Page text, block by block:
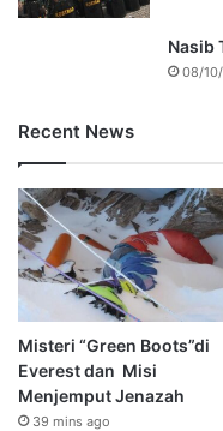
Nasib
08/
Recent News
Misteri “Green Boots”di
Everest dan Misi
Menjemput Jenazah
39 mins ago